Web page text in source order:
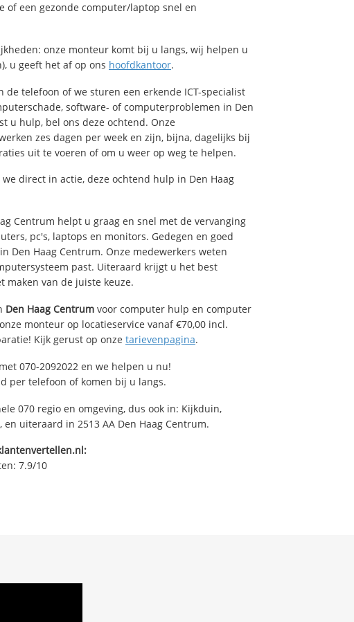
of een gezonde computer/laptop snel en
onze monteur komt bij u langs, wij helpen u
u geeft het af op ons hoofdkantoor.
de telefoon of we sturen een erkende ICT-specialist
software- of computerproblemen in Den
u hulp, bel ons deze ochtend. Onze
zes dagen per week en zijn, bijna, dagelijks bij
uit te voeren of om u weer op weg te helpen.
direct in actie, deze ochtend hulp in Den Haag
Centrum helpt u graag en snel met de vervanging
pc's, laptops en monitors. Gedegen en goed
Den Haag Centrum. Onze medewerkers weten
past. Uiteraard krijgt u het best
maken van de juiste keuze.
Den Haag Centrum voor computer hulp en computer
monteur op locatieservice vanaf €70,00 incl.
Kijk gerust op onze tarievenpagina.
070-2092022 en we helpen u nu!
per telefoon of komen bij u langs.
070 regio en omgeving, dus ook in: Kijkduin,
en uiteraard in 2513 AA Den Haag Centrum.
7.9/10